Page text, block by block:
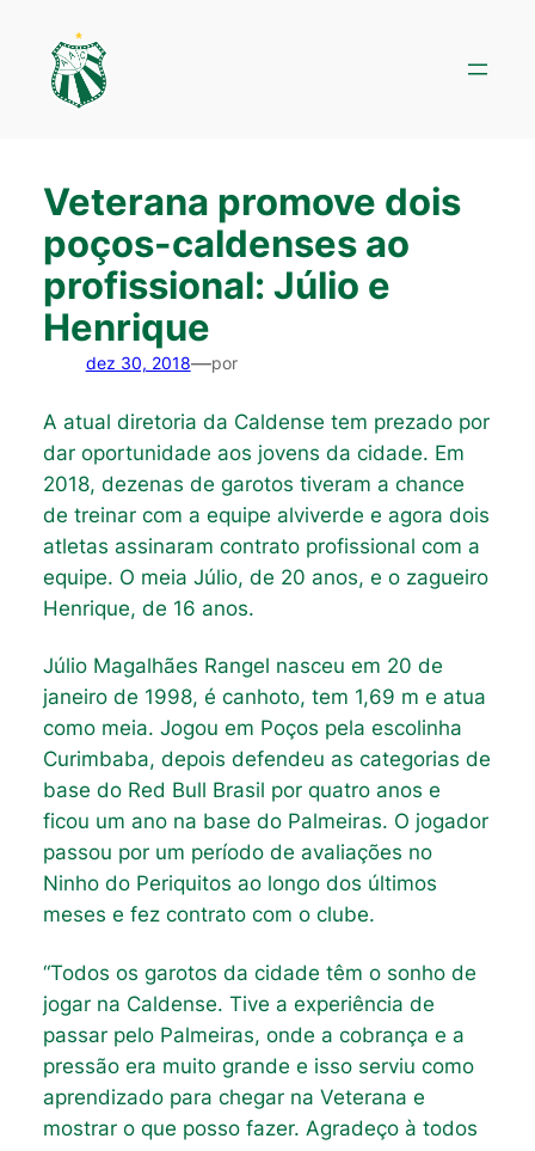
conteúdo
Veterana promove dois
poços-caldenses ao
profissional: Júlio e
Henrique
dez 30, 2018—por
A atual diretoria da Caldense tem prezado por
dar oportunidade aos jovens da cidade. Em
2018, dezenas de garotos tiveram a chance
de treinar com a equipe alviverde e agora dois
atletas assinaram contrato profissional com a
equipe. O meia Júlio, de 20 anos, e o zagueiro
Henrique, de 16 anos.
Júlio Magalhães Rangel nasceu em 20 de
janeiro de 1998, é canhoto, tem 1,69 m e atua
como meia. Jogou em Poços pela escolinha
Curimbaba, depois defendeu as categorias de
base do Red Bull Brasil por quatro anos e
ficou um ano na base do Palmeiras. O jogador
passou por um período de avaliações no
Ninho do Periquitos ao longo dos últimos
meses e fez contrato com o clube.
“Todos os garotos da cidade têm o sonho de
jogar na Caldense. Tive a experiência de
passar pelo Palmeiras, onde a cobrança e a
pressão era muito grande e isso serviu como
aprendizado para chegar na Veterana e
mostrar o que posso fazer. Agradeço à todos